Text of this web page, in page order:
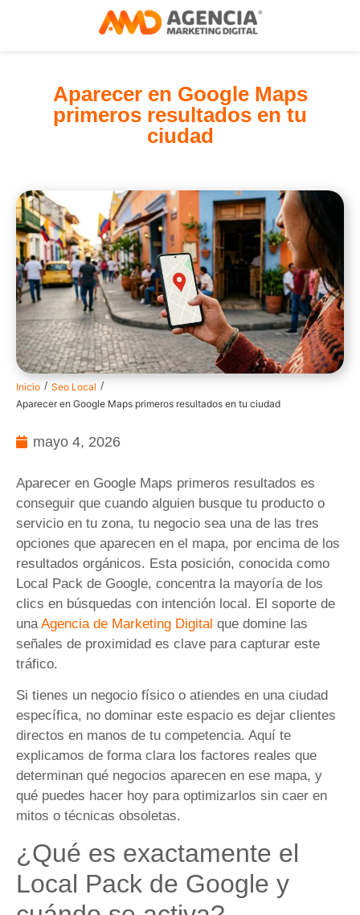
Aparecer en Google Maps
primeros resultados en tu
ciudad
Inicio / Seo Local /
Aparecer en Google Maps primeros resultados en tu ciudad
mayo 4, 2026
Aparecer en Google Maps primeros resultados es
conseguir que cuando alguien busque tu producto o
servicio en tu zona, tu negocio sea una de las tres
opciones que aparecen en el mapa, por encima de los
resultados orgánicos. Esta posición, conocida como
Local Pack de Google, concentra la mayoría de los
clics en búsquedas con intención local. El soporte de
unaAgencia de Marketing Digital que domine las
señales de proximidad es clave para capturar este
tráfico.
Si tienes un negocio físico o atiendes en una ciudad
específica, no dominar este espacio es dejar clientes
directos en manos de tu competencia. Aquí te
explicamos de forma clara los factores reales que
determinan qué negocios aparecen en ese mapa, y
qué puedes hacer hoy para optimizarlos sin caer en
mitos o técnicas obsoletas.
¿Qué es exactamente el
Local Pack de Google y